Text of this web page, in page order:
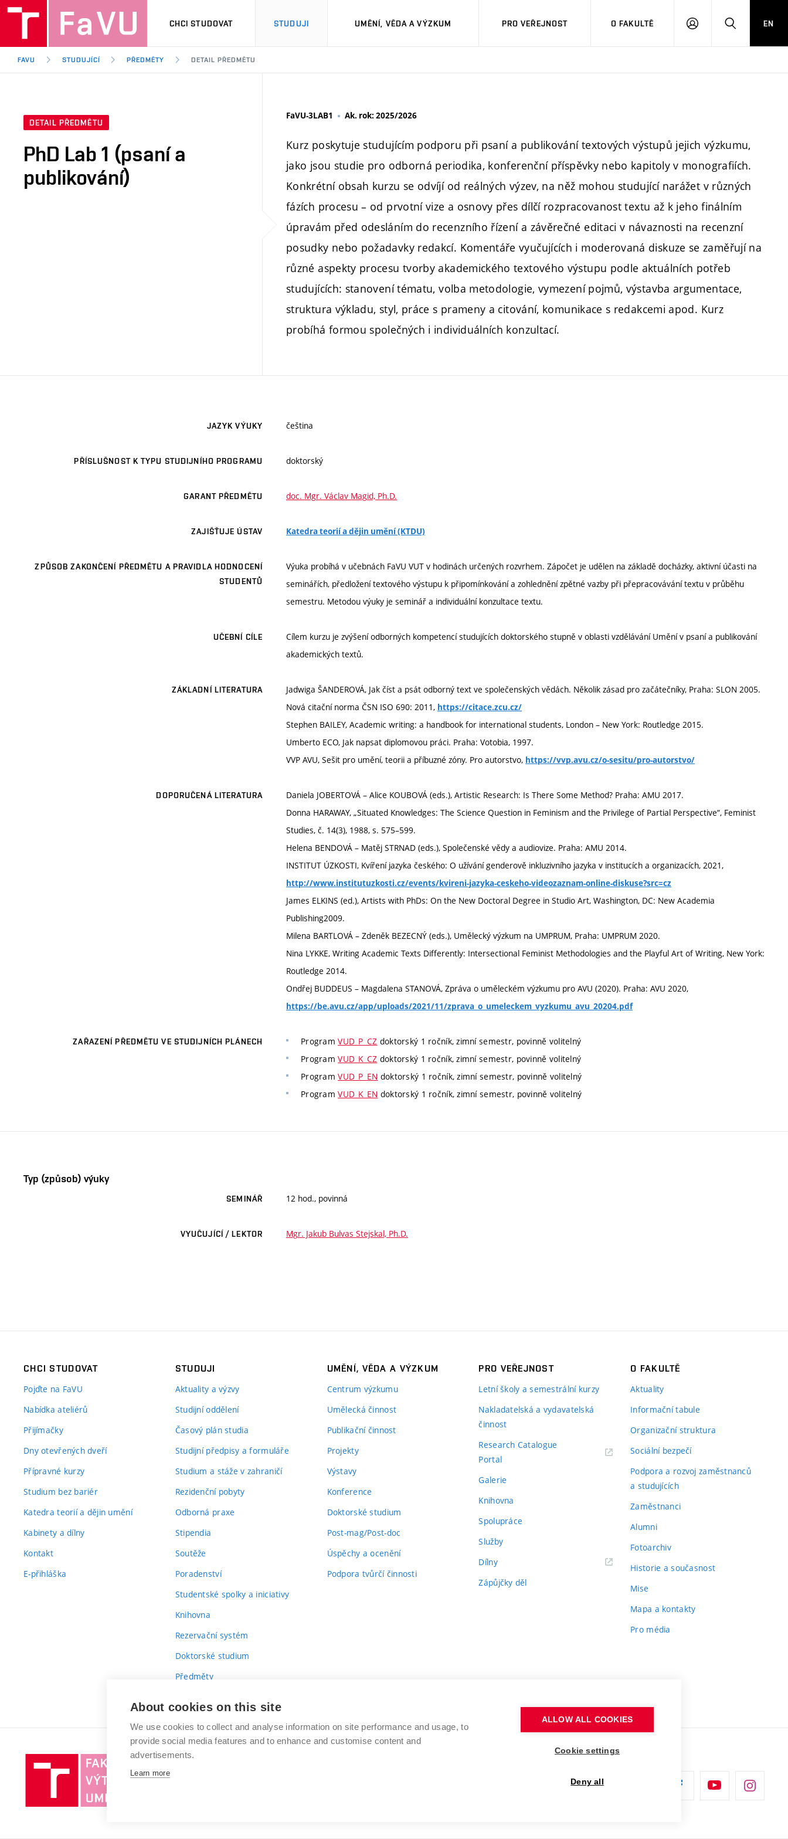
CHCI STUDOVAT STUDUJI UMĚNÍ, VĚDA A VÝZKUM PRO VEŘEJNOST O FAKULTĚ
PŘIHLÁSITHLEDAT
EN
FAVU STUDUJÍCÍ PŘEDMĚTY DETAIL PŘEDMĚTU
DETAIL PŘEDMĚTU
PhD Lab 1 (psaní a
publikování)
FaVU-3LAB1 Ak. rok: 2025/2026
Kurz poskytuje studujícím podporu při psaní a publikování textových výstupů jejich výzkumu,
jako jsou studie pro odborná periodika, konferenční příspěvky nebo kapitoly v monografiích.
Konkrétní obsah kurzu se odvíjí od reálných výzev, na něž mohou studující narážet v různých
fázích procesu – od prvotní vize a osnovy přes dílčí rozpracovanost textu až k jeho finálním
úpravám před odesláním do recenzního řízení a závěrečné editaci v návaznosti na recenzní
posudky nebo požadavky redakcí. Komentáře vyučujících i moderovaná diskuze se zaměřují na
různé aspekty procesu tvorby akademického textového výstupu podle aktuálních potřeb
studujících: stanovení tématu, volba metodologie, vymezení pojmů, výstavba argumentace,
struktura výkladu, styl, práce s prameny a citování, komunikace s redakcemi apod. Kurz
probíhá formou společných i individuálních konzultací.
JAZYK VÝUKY čeština
PŘÍSLUŠNOST K TYPU STUDIJNÍHO PROGRAMU doktorský
GARANT PŘEDMĚTU doc. Mgr. Václav Magid, Ph.D.
ZAJIŠŤUJE ÚSTAV Katedra teorií a dějin umění (KTDU)
ZPŮSOB ZAKONČENÍ PŘEDMĚTU A PRAVIDLA HODNOCENÍ
STUDENTŮ
Výuka probíhá v učebnách FaVU VUT v hodinách určených rozvrhem. Zápočet je udělen na základě docházky, aktivní účasti na
seminářích, předložení textového výstupu k připomínkování a zohlednění zpětné vazby při přepracovávání textu v průběhu
semestru. Metodou výuky je seminář a individuální konzultace textu.
UČEBNÍ CÍLE
Cílem kurzu je zvýšení odborných kompetencí studujících doktorského stupně v oblasti vzdělávání Umění v psaní a publikování
akademických textů.
ZÁKLADNÍ LITERATURA
Jadwiga ŠANDEROVÁ, Jak číst a psát odborný text ve společenských vědách. Několik zásad pro začátečníky, Praha: SLON 2005.
Nová citační norma ČSN ISO 690: 2011, https://citace.zcu.cz/
Stephen BAILEY, Academic writing: a handbook for international students, London – New York: Routledge 2015.
Umberto ECO, Jak napsat diplomovou práci. Praha: Votobia, 1997.
VVP AVU, Sešit pro umění, teorii a příbuzné zóny. Pro autorstvo, https://vvp.avu.cz/o-sesitu/pro-autorstvo/
DOPORUČENÁ LITERATURA
Daniela JOBERTOVÁ – Alice KOUBOVÁ (eds.), Artistic Research: Is There Some Method? Praha: AMU 2017.
Donna HARAWAY, „Situated Knowledges: The Science Question in Feminism and the Privilege of Partial Perspective“, Feminist
Studies, č. 14(3), 1988, s. 575–599.
Helena BENDOVÁ – Matěj STRNAD (eds.), Společenské vědy a audiovize. Praha: AMU 2014.
INSTITUT ÚZKOSTI, Kvíření jazyka českého: O užívání genderově inkluzivního jazyka v institucích a organizacích, 2021,
http://www.institutuzkosti.cz/events/kvireni-jazyka-ceskeho-videozaznam-online-diskuse?src=cz
James ELKINS (ed.), Artists with PhDs: On the New Doctoral Degree in Studio Art, Washington, DC: New Academia
Publishing2009.
Milena BARTLOVÁ – Zdeněk BEZECNÝ (eds.), Umělecký výzkum na UMPRUM, Praha: UMPRUM 2020.
Nina LYKKE, Writing Academic Texts Differently: Intersectional Feminist Methodologies and the Playful Art of Writing, New York:
Routledge 2014.
Ondřej BUDDEUS – Magdalena STANOVÁ, Zpráva o uměleckém výzkumu pro AVU (2020). Praha: AVU 2020,
https://be.avu.cz/app/uploads/2021/11/zprava_o_umeleckem_vyzkumu_avu_20204.pdf
ZAŘAZENÍ PŘEDMĚTU VE STUDIJNÍCH PLÁNECH ProgramVUD_P_CZ doktorský 1 ročník, zimní semestr, povinně volitelný
ProgramVUD_K_CZ doktorský 1 ročník, zimní semestr, povinně volitelný
ProgramVUD_P_EN doktorský 1 ročník, zimní semestr, povinně volitelný
ProgramVUD_K_EN doktorský 1 ročník, zimní semestr, povinně volitelný
Typ (způsob) výuky
SEMINÁŘ 12 hod., povinná
VYUČUJÍCÍ / LEKTOR Mgr. Jakub Bulvas Stejskal, Ph.D.
CHCI STUDOVAT
Pojďte na FaVU
Nabídka ateliérů
Přijímačky
Dny otevřených dveří
Přípravné kurzy
Studium bez bariér
Katedra teorií a dějin umění
Kabinety a dílny
Kontakt
E-přihláška
STUDUJI
Aktuality a výzvy
Studijní oddělení
Časový plán studia
Studijní předpisy a formuláře
Studium a stáže v zahraničí
Rezidenční pobyty
Odborná praxe
Stipendia
Soutěže
Poradenství
Studentské spolky a iniciativy
Knihovna
Rezervační systém
Doktorské studium
Předměty
UMĚNÍ, VĚDA A VÝZKUM
Centrum výzkumu
Umělecká činnost
Publikační činnost
Projekty
Výstavy
Konference
Doktorské studium
Post-mag/Post-doc
Úspěchy a ocenění
Podpora tvůrčí činnosti
PRO VEŘEJNOST
Letní školy a semestrální kurzy
Nakladatelská a vydavatelská
činnost
Research Catalogue
Portal
Galerie
Knihovna
Spolupráce
Služby
Dílny
Zápůjčky děl
O FAKULTĚ
Aktuality
Informační tabule
Organizační struktura
Sociální bezpečí
Podpora a rozvoj zaměstnanců
a studujících
Zaměstnanci
Alumni
Fotoarchiv
Historie a současnost
Mise
Mapa a kontakty
Pro média
Vysoké
About cookies on this site
We use cookies to collect and analyse information on site performance and usage, to
provide social media features and to enhance and customise content and
advertisements.
Learn more
ALLOW ALL COOKIES
Cookie settings
Deny all